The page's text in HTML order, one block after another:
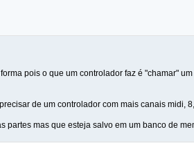
pois o que um controlador faz é "chamar"
de um controlador com mais canais midi,
partes mas que esteja salvo em um banco de